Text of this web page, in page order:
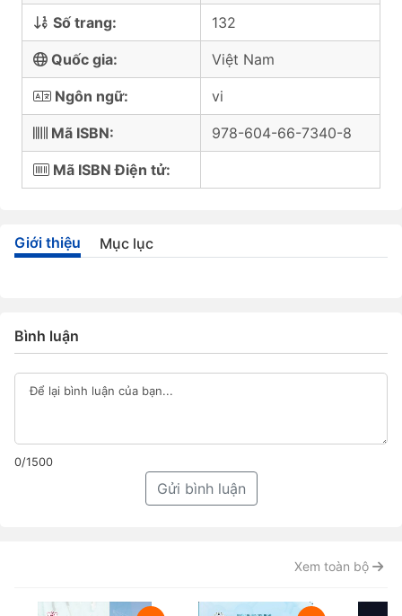
Số trang: 132
Quốc gia: Việt Nam
Ngôn ngữ: vi
Mã ISBN: 978-604-66-7340-8
Mã ISBN Điện tử:
Giới thiệu Mục lục
Bình luận
0/1500
Gửi bình luận
Xem toàn bộ